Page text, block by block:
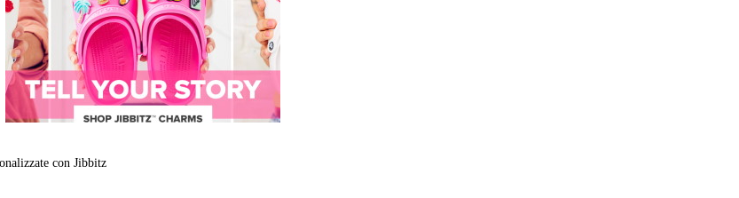
con Jibbitz